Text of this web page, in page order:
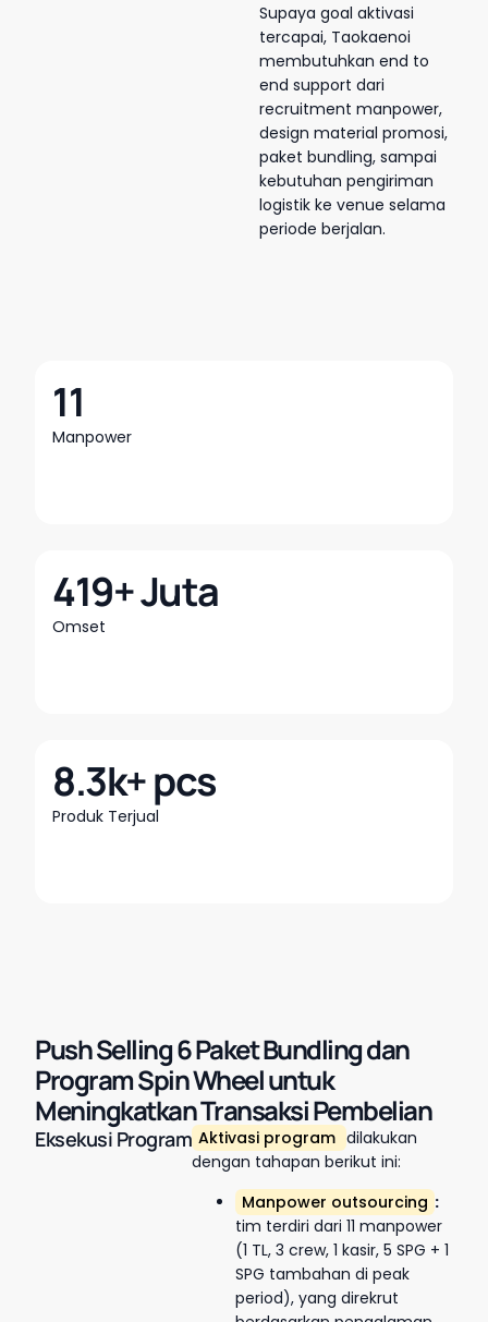
Supaya goal aktivasi
tercapai, Taokaenoi
membutuhkan end to
end support dari
recruitment manpower,
design material promosi,
paket bundling, sampai
kebutuhan pengiriman
logistik ke venue selama
periode berjalan.
11
Manpower
419+ Juta
Omset
8.3k+ pcs
Produk Terjual
Push Selling 6 Paket Bundling dan
Program Spin Wheel untuk
Meningkatkan Transaksi Pembelian
Eksekusi Program Aktivasi program dilakukan
dengan tahapan berikut ini:
Manpower outsourcing :
tim terdiri dari 11 manpower
(1 TL, 3 crew, 1 kasir, 5 SPG + 1
SPG tambahan di peak
period), yang direkrut